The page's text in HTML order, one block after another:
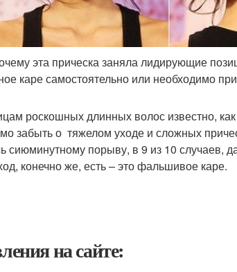
эта прическа заняла лидирующие
каре самостоятельно или необходимо
роскошных длинных волос известно,
забыть о тяжелом уходе и сложных
сиюминутному порыву, в 9 из 10 случаев,
конечно же, есть – это фальшивое каре.
на сайте: